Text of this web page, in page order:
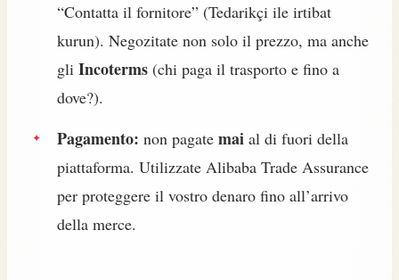
“Contatta il fornitore” (Tedarikçi ile irtibat
kurun). Negozitate non solo il prezzo, ma anche
gli Incoterms (chi paga il trasporto e fino a
dove?).
Pagamento: non pagate mai al di fuori della
piattaforma. Utilizzate Alibaba Trade Assurance
per proteggere il vostro denaro fino all’arrivo
della merce.